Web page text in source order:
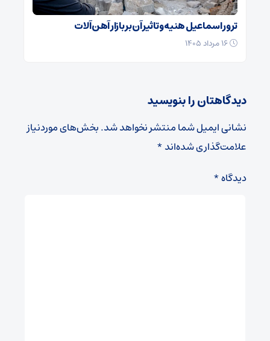
ترور اسماعیل هنیه و تاثیر آن بر بازار آهن آلات
دیدگاهتان را بنویسید
نشانی ایمیل شما منتشر نخواهد شد.بخش‌های موردنیاز
علامت‌گذاری شده‌اند*
دیدگاه*